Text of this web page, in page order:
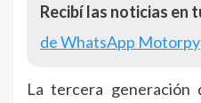
Recibí las noticias en
de WhatsApp Motorpy
La tercera generación